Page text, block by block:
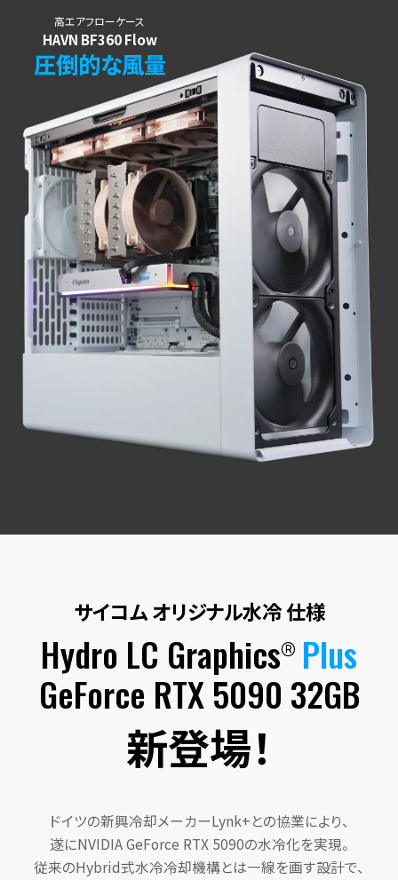
高エアフローケース
HAVN BF360 Flow
圧倒的な風量
サイコム オリジナル水冷 仕様
Hydro LC Graphics®Plus
GeForce RTX 5090 32GB
新登場！
ドイツの新興冷却メーカーLynk+との協業により、
遂にNVIDIA GeForce RTX 5090の水冷化を実現。
従来のHybrid式水冷冷却機構とは一線を画す設計で、